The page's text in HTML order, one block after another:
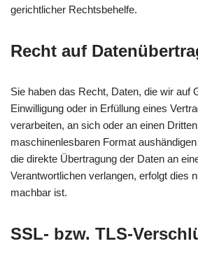
gerichtlicher Rechtsbehelfe.
Recht auf
Sie haben das Recht, Daten, die wir auf
Einwilligung oder in Erfüllung eines
verarbeiten, an sich oder an einen
maschinenlesbaren Format
die direkte Übertragung der Daten an
Verantwortlichen verlangen, erfolgt dies
machbar ist.
SSL- bzw. TLS-